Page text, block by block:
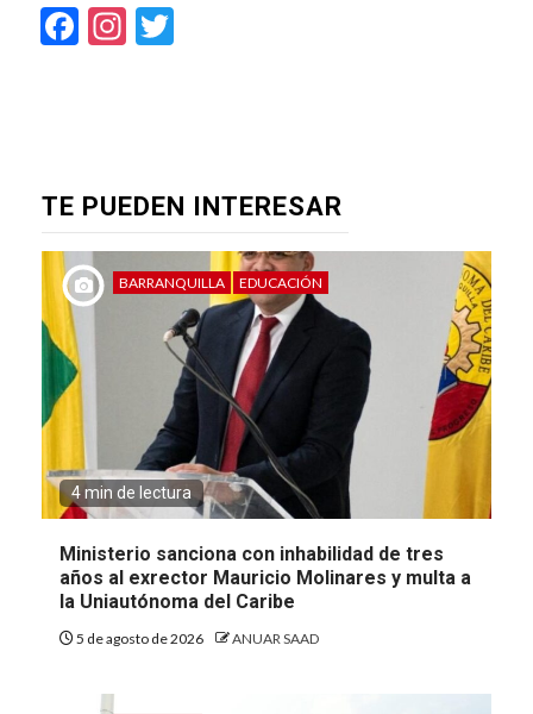
Facebook
Instagram
TE PUEDEN INTERESAR
BARRANQUILLA EDUCACIÓN
4 min de lectura
Ministerio sanciona con inhabilidad de tres
años al exrector Mauricio Molinares y multa a
la Uniautónoma del Caribe
5 de agosto de 2026 ANUAR SAAD